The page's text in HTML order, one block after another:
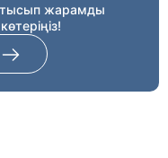
жарамды